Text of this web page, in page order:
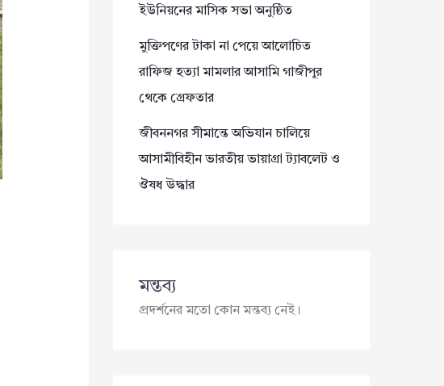
ইউনিয়নের মাসিক সভা অনুষ্ঠিত
মুক্তিপণের টাকা না পেয়ে আলোচিত
রাফিজ হত্যা মামলার আসামি গাজীপুর
থেকে গ্রেফতার
জীবননগর সীমান্তে অভিযান চালিয়ে
আসামীবিহীন ভারতীয় ভায়াগ্রা ট্যাবলেট ও
ঔষধ উদ্ধার
মন্তব্য
প্রদর্শনের মতো কোন মন্তব্য নেই।